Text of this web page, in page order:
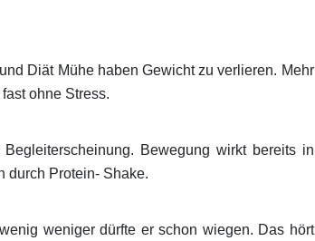
Diät Mühe haben Gewicht zu verlieren. Mehr
ohne Stress.
Bewegung wirkt bereits in
durch Protein- Shake.
weniger dürfte er schon wiegen. Das hört